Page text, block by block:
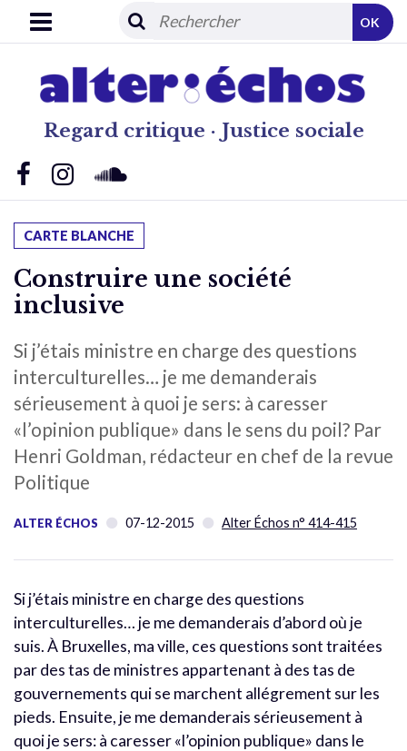
Regard critique · Justice sociale
OK
CARTE BLANCHE
Construire une société
inclusive
Si j’étais ministre en charge des questions
interculturelles… je me demanderais
sérieusement à quoi je sers: à caresser
«l’opinion publique» dans le sens du poil? Par
Henri Goldman, rédacteur en chef de la revue
Politique
ALTER ÉCHOS 07-12-2015 Alter Échos n° 414-415
Si j’étais ministre en charge des questions
interculturelles… je me demanderais d’abord où je
suis. À Bruxelles, ma ville, ces questions sont traitées
par des tas de ministres appartenant à des tas de
gouvernements qui se marchent allégrement sur les
pieds. Ensuite, je me demanderais sérieusement à
quoi je sers: à caresser «l’opinion publique» dans le